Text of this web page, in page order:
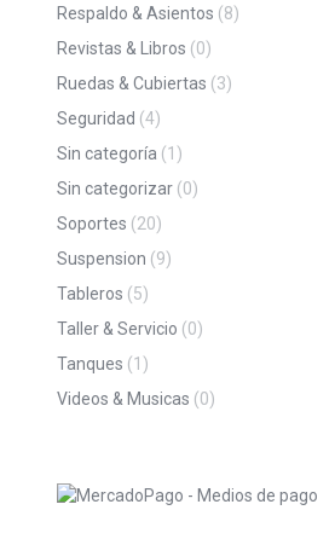
Respaldo & Asientos (8)
Revistas & Libros (0)
Ruedas & Cubiertas (3)
Seguridad (4)
Sin categoría (1)
Sin categorizar (0)
Soportes (20)
Suspension (9)
Tableros (5)
Taller & Servicio (0)
Tanques (1)
Videos & Musicas (0)